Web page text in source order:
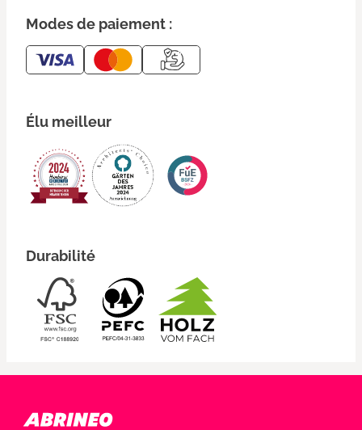
Modes de paiement :
Élu meilleur
Durabilité